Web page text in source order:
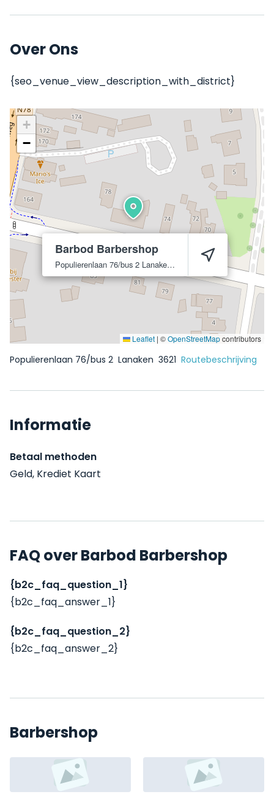
Over Ons
{seo_venue_view_description_with_district}
Barbod Barbershop
Populierenlaan 76/bus 2 Lanaken
+
−
Leaflet | ©OpenStreetMapcontributors
Populierenlaan 76/bus 2 Lanaken 3621 Routebeschrijving
Informatie
Betaal methoden
Geld, Krediet Kaart
FAQ over Barbod Barbershop
{b2c_faq_question_1}
{b2c_faq_answer_1}
{b2c_faq_question_2}
{b2c_faq_answer_2}
Barbershop